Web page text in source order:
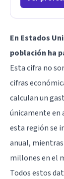
En Estados
población ha
Esta cifra no
cifras
calculan un
únicamente en
esta región se
anual,
millones en el
Todos estos